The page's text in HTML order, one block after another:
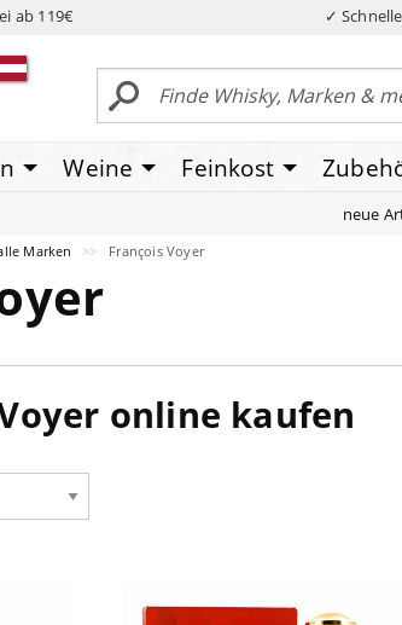
ab 119€ ✓
Weine Feinkost
neue
Marken François Voyer
online kaufen